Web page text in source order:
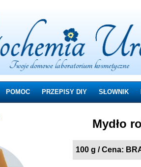
POMOC PRZEPISY DIY SŁOWNIK
Mydło
100 g / Cena: